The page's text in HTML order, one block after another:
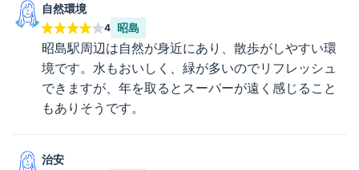
自然環境
4 昭島
昭島駅周辺は自然が身近にあり、散歩がしやすい環
境です。水もおいしく、緑が多いのでリフレッシュ
できますが、年を取るとスーパーが遠く感じること
もありそうです。
治安